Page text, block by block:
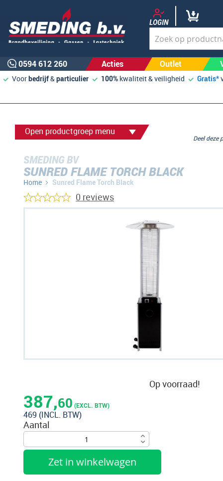
LOGIN
0594 612 260 Acties Outlet
Voorbedrijf&particulier 100% kwaliteit & veiligheid Gratis*
Open productgroep menu
SMEDING BV
SUNRED FLAME TORCH BLACK
Home Sunred Flame Torch Black
387,60 (EXCL. BTW)
469 (INCL. BTW)
Op voorraad!
Aantal
Zet in winkelwagen
Deel
0 reviews
Ga
het
begin
van
de
afbeeldingen-
gallerij